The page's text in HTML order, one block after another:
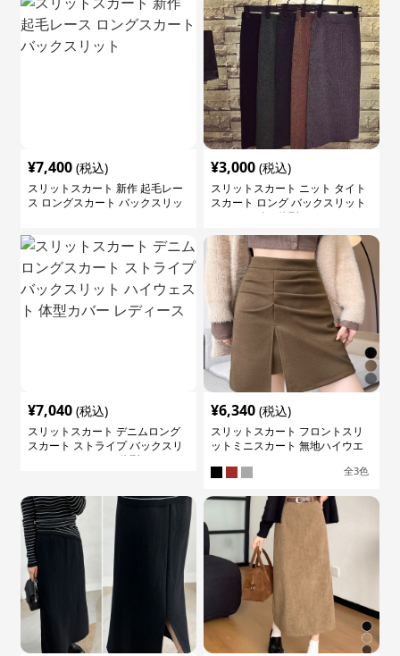
¥7,400 (税込)
スリットスカート 新作 起毛レー
ス ロングスカート バックスリッ
¥3,000 (税込)
スリットスカート ニット タイト
スカート ロング バックスリット
ウエストゴム 体型カバー
¥7,040 (税込)
スリットスカート デニムロング
スカート ストライプ バックスリ
ット ハイウェスト 体型カバー レ
¥6,340 (税込)
スリットスカート フロントスリ
ットミニスカート 無地ハイウエ
全3色